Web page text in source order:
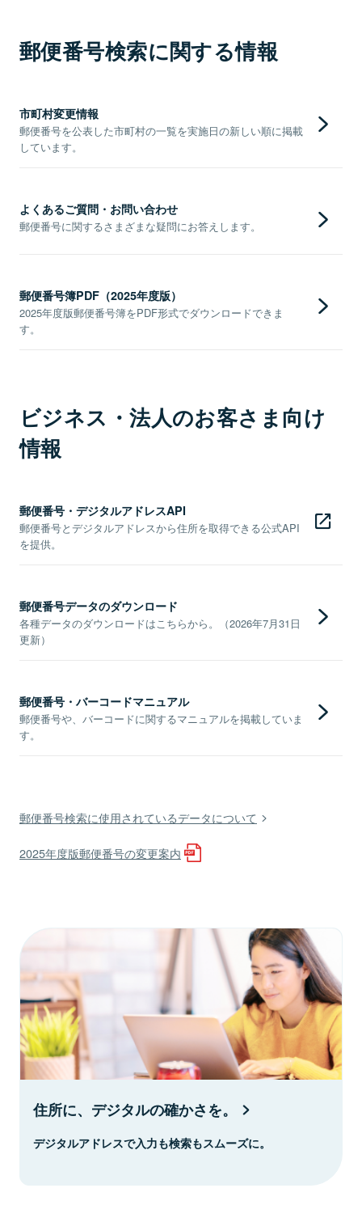
郵便番号検索に関する情報
市町村変更情報
郵便番号を公表した市町村の一覧を実施日の新しい順に掲載
しています。
よくあるご質問・お問い合わせ
郵便番号に関するさまざまな疑問にお答えします。
郵便番号簿PDF（2025年度版）
2025年度版郵便番号簿をPDF形式でダウンロードできま
す。
ビジネス・法人のお客さま向け
情報
郵便番号・デジタルアドレスAPI
郵便番号とデジタルアドレスから住所を取得できる公式API
を提供。
郵便番号データのダウンロード
各種データのダウンロードはこちらから。（2026年7月31日
更新）
郵便番号・バーコードマニュアル
郵便番号や、バーコードに関するマニュアルを掲載していま
す。
郵便番号検索に使用されているデータについて
2025年度版郵便番号の変更案内
住所に、デジタルの確かさを。
デジタルアドレスで入力も検索もスムーズに。